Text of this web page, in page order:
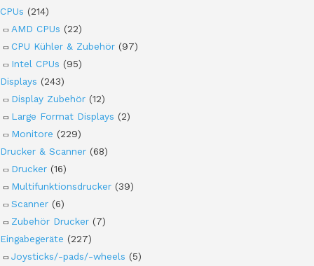
CPUs (214)
AMD CPUs (22)
CPU Kühler & Zubehör (97)
Intel CPUs (95)
Displays (243)
Display Zubehör (12)
Large Format Displays (2)
Monitore (229)
Drucker & Scanner (68)
Drucker (16)
Multifunktionsdrucker (39)
Scanner (6)
Zubehör Drucker (7)
Eingabegeräte (227)
Joysticks/-pads/-wheels (5)